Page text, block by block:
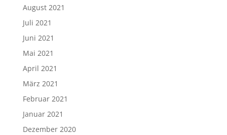
August 2021
Juli 2021
Juni 2021
Mai 2021
April 2021
März 2021
Februar 2021
Januar 2021
Dezember 2020